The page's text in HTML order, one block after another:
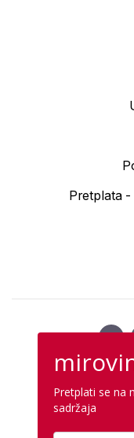
Pretplata -
News CMS for
Pretplati se na
sadržaja